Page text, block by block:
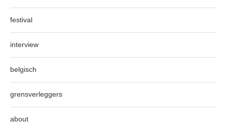
festival
interview
belgisch
grensverleggers
about